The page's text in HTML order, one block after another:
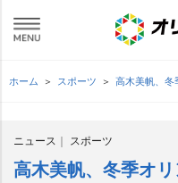
ホーム スポーツ 高木美帆、
ニュース スポーツ
高木美帆、冬季オ